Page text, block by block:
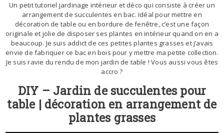
Un petit tutoriel jardinage intérieur et déco qui consiste à créer un
arrangement de succulentes en bac. Idéal pour mettre en
décoration de table ou en bordure de fenêtre, c’est une façon
originale et jolie de disposer ses plantes en intérieur quand on en a
beaucoup. Je suis addict de ces petites plantes grasses et j’avais
envie de fabriquer ce bac en bois pour y mettre ma petite collection.
Je suis ravie du rendu de mon jardin de table ! Vous aussi vous êtes
accro ?
DIY – Jardin de succulentes pour
table | décoration en arrangement de
plantes grasses